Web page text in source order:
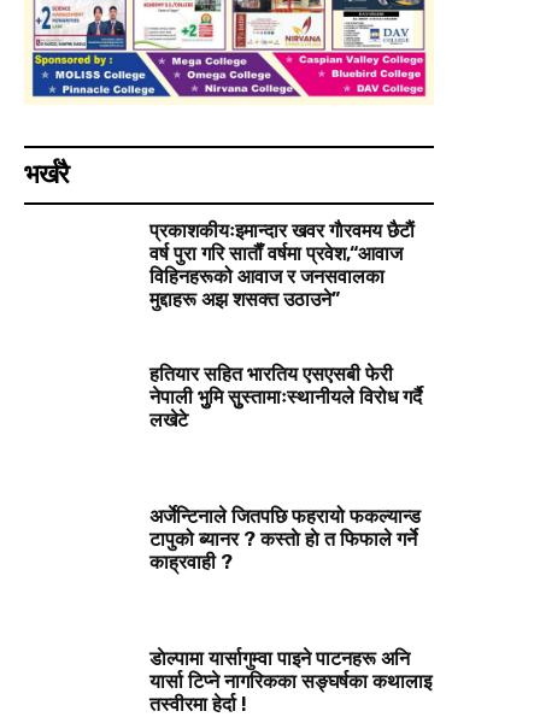
भर्खरै
प्रकाशकीयःइमान्दार खवर गाैरवमय छैटाैं
वर्ष पुरा गरि साताैँ वर्षमा प्रवेश,“आवाज
विहिनहरूको आवाज र जनसवालका
मुद्दाहरू अझ शसक्त उठाउने”
हतियार सहित भारतिय एसएसबी फेरी
नेपाली भुुमि सुुस्तामाःस्थानीयले विरोध गर्दै
लखेटे
अर्जेन्टिनाले जितपछि फहरायो फकल्यान्ड
टापुको ब्यानर ? कस्ताे हाे त फिफाले गर्ने
काह्रवाही ?
डाेल्पामा यार्सागुम्वा पाइने पाटनहरू अनि
यार्सा टिप्ने नागरिकका सङ्घर्षका कथालाइ
तस्वीरमा हेर्दा !